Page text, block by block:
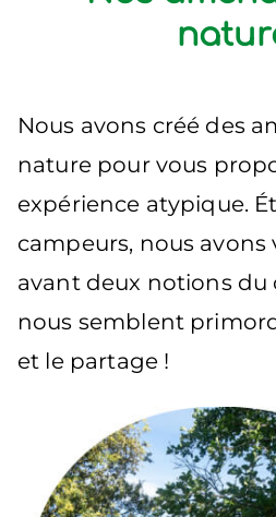
Nous avons créé des
nature pour vous
expérience atypique.
campeurs, nous
avant deux notions
nous semblent
et le partage !